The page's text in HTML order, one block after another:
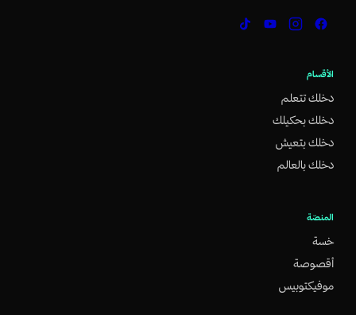
الأقسام
دخلك تتعلم
دخلك بحكيلك
دخلك بتعيش
دخلك بالعالم
المنصّة
خسة
أقصوصة
موفيكتوبيس